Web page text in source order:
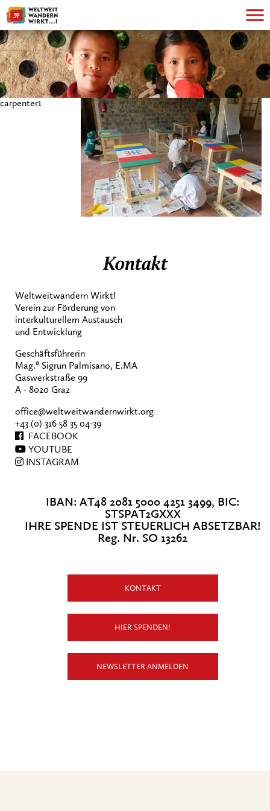
carpenter1
Kontakt
Weltweitwandern Wirkt!
Verein zur Förderung von
interkulturellem Austausch
und Entwicklung
Geschäftsführerin
Mag.a Sigrun Palmisano, E.MA
Gaswerkstraße 99
A - 8020 Graz
office@weltweitwandernwirkt.org
+43 (0) 316 58 35 04-39
FACEBOOK
YOUTUBE
INSTAGRAM
IBAN: AT48 2081 5000 4251 3499, BIC:
STSPAT2GXXX
IHRE SPENDE IST STEUERLICH ABSETZBAR!
Reg. Nr. SO 13262
KONTAKT
HIER SPENDEN!
NEWSLETTER ANMELDEN